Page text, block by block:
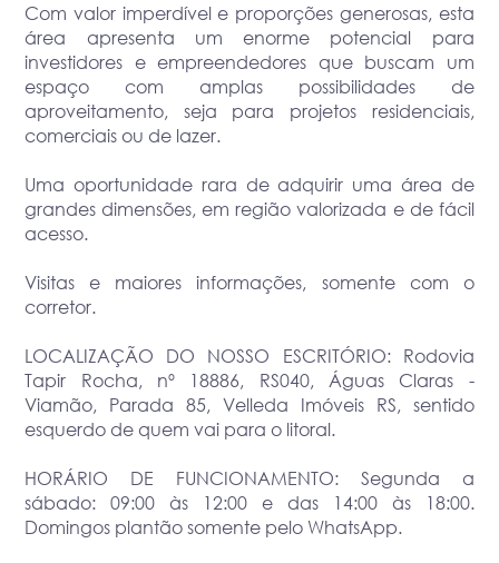
Com valor imperdível e proporções generosas, esta
área apresenta um enorme potencial para
investidores e empreendedores que buscam um
espaço com amplas possibilidades de
aproveitamento, seja para projetos residenciais,
comerciais ou de lazer.
Uma oportunidade rara de adquirir uma área de
grandes dimensões, em região valorizada e de fácil
acesso.
Visitas e maiores informações, somente com o
corretor.
LOCALIZAÇÃO DO NOSSO ESCRITÓRIO: Rodovia
Tapir Rocha, nº 18886, RS040, Águas Claras -
Viamão, Parada 85, Velleda Imóveis RS, sentido
esquerdo de quem vai para o litoral.
HORÁRIO DE FUNCIONAMENTO: Segunda a
sábado: 09:00 às 12:00 e das 14:00 às 18:00.
Domingos plantão somente pelo WhatsApp.